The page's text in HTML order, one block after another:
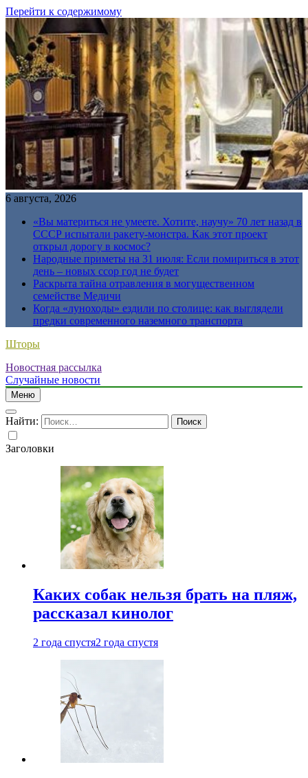
Перейти к содержимому
6 августа, 2026
«Вы материться не умеете. Хотите, научу» 70 лет назад в
СССР испытали ракету-монстра. Как этот проект
открыл дорогу в космос?
Народные приметы на 31 июля: Если помириться в этот
день – новых ссор год не будет
Раскрыта тайна отравления в могущественном
семействе Медичи
Когда «луноходы» ездили по столице: как выглядели
предки современного наземного транспорта
Шторы
Новостная рассылка
Случайные новости
Меню
Найти:
Заголовки
Каких собак нельзя брать на пляж,
рассказал кинолог
2 года спустя2 года спустя